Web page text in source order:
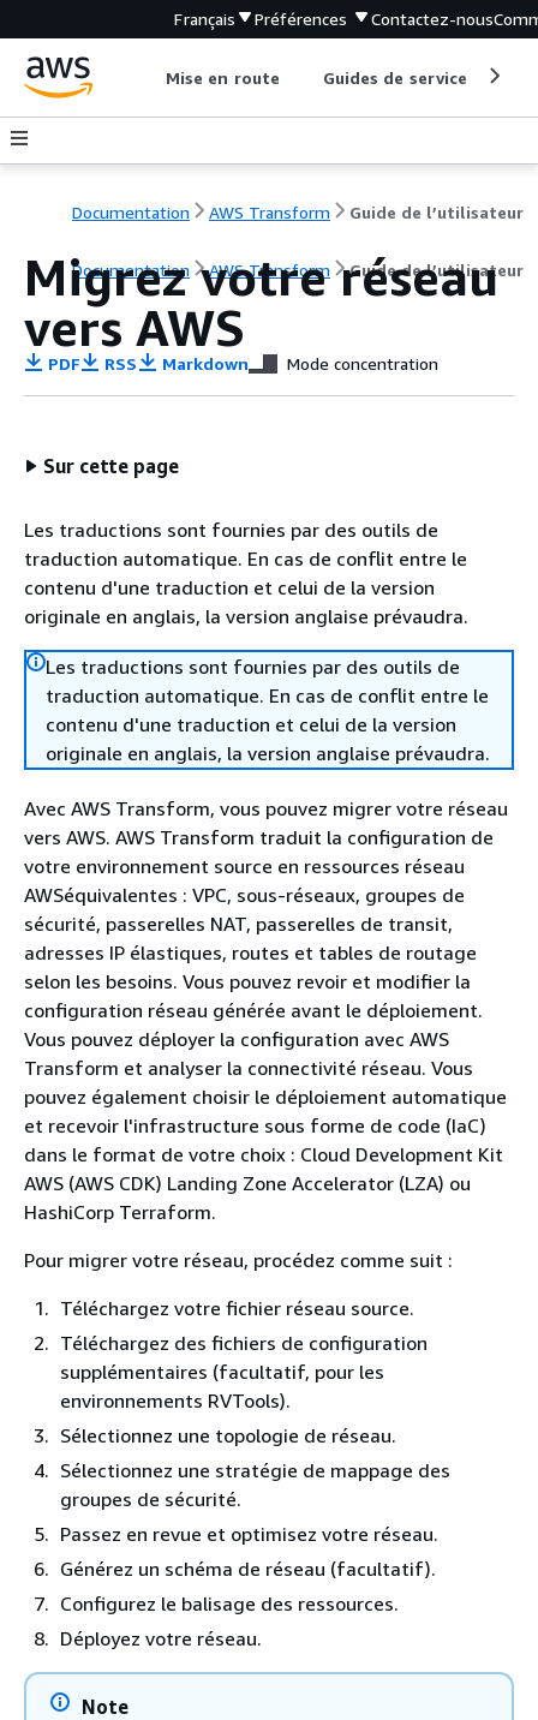
Français Préférences Contactez-nous
Mise en route Guides de service
Documentation AWS Transform Guide de l’utilisateur
Documentation AWS Transform Guide de l’utilisateur
Migrez votre réseau
vers AWS
PDF RSS Markdown Mode concentration
Sur cette page
Les traductions sont fournies par des outils de
traduction automatique. En cas de conflit entre le
contenu d'une traduction et celui de la version
originale en anglais, la version anglaise prévaudra.
Les traductions sont fournies par des outils de
traduction automatique. En cas de conflit entre le
contenu d'une traduction et celui de la version
originale en anglais, la version anglaise prévaudra.
Avec AWS Transform, vous pouvez migrer votre réseau
vers AWS. AWS Transform traduit la configuration de
votre environnement source en ressources réseau
AWSéquivalentes : VPC, sous-réseaux, groupes de
sécurité, passerelles NAT, passerelles de transit,
adresses IP élastiques, routes et tables de routage
selon les besoins. Vous pouvez revoir et modifier la
configuration réseau générée avant le déploiement.
Vous pouvez déployer la configuration avec AWS
Transform et analyser la connectivité réseau. Vous
pouvez également choisir le déploiement automatique
et recevoir l'infrastructure sous forme de code (IaC)
dans le format de votre choix : Cloud Development Kit
AWS (AWS CDK) Landing Zone Accelerator (LZA) ou
HashiCorp Terraform.
Pour migrer votre réseau, procédez comme suit :
Téléchargez votre fichier réseau source.
Téléchargez des fichiers de configuration
supplémentaires (facultatif, pour les
environnements RVTools).
Sélectionnez une topologie de réseau.
Sélectionnez une stratégie de mappage des
groupes de sécurité.
Passez en revue et optimisez votre réseau.
Générez un schéma de réseau (facultatif).
Configurez le balisage des ressources.
Déployez votre réseau.
Note